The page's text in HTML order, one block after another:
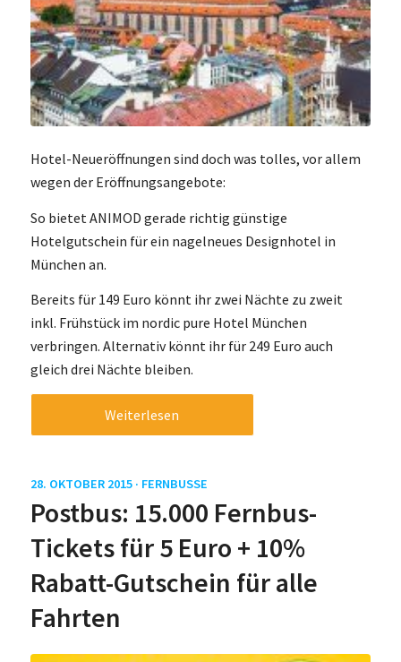
Hotel-Neueröffnungen sind doch was tolles, vor allem
wegen der Eröffnungsangebote:
So bietet ANIMOD gerade richtig günstige
Hotelgutschein für ein nagelneues Designhotel in
München an.
Bereits für 149 Euro könnt ihr zwei Nächte zu zweit
inkl. Frühstück im nordic pure Hotel München
verbringen. Alternativ könnt ihr für 249 Euro auch
gleich drei Nächte bleiben.
Weiterlesen
28. OKTOBER 2015 · FERNBUSSE
Postbus: 15.000 Fernbus-
Tickets für 5 Euro + 10%
Rabatt-Gutschein für alle
Fahrten